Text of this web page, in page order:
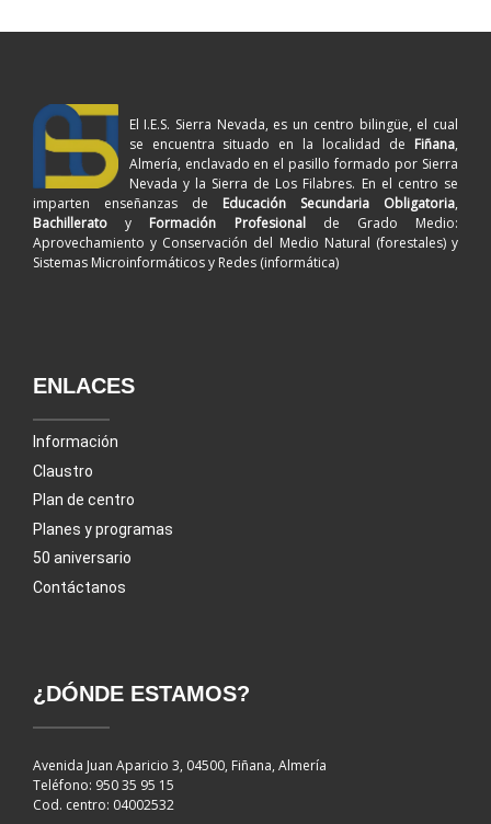
El I.E.S. Sierra Nevada, es un centro bilingüe, el cual
se encuentra situado en la localidad de Fiñana,
Almería, enclavado en el pasillo formado por Sierra
Nevada y la Sierra de Los Filabres. En el centro se
imparten enseñanzas de Educación Secundaria Obligatoria,
Bachillerato y Formación Profesionalde Grado Medio:
Aprovechamiento y Conservación del Medio Natural (forestales) y
Sistemas Microinformáticos y Redes (informática)
ENLACES
Información
Claustro
Plan de centro
Planes y programas
50 aniversario
Contáctanos
¿DÓNDE ESTAMOS?
Avenida Juan Aparicio 3, 04500, Fiñana, Almería
Teléfono: 950 35 95 15
Cod. centro: 04002532